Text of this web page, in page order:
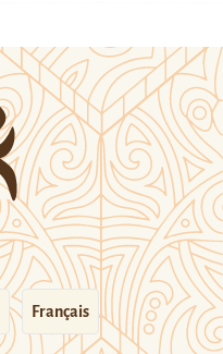
Français